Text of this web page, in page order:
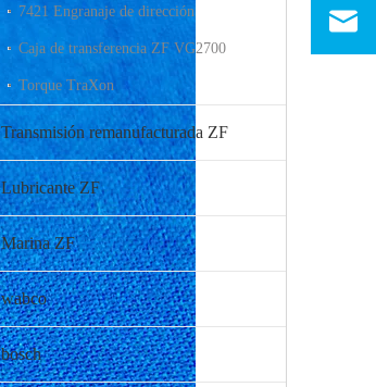
7421 Engranaje de dirección
Caja de transferencia ZF VG2700
Torque TraXon
Transmisión remanufacturada ZF
Lubricante ZF
Marina ZF
wabco
bosch